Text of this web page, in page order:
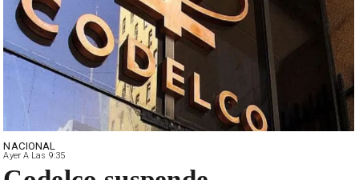
NACIONAL
Ayer A Las 9:35